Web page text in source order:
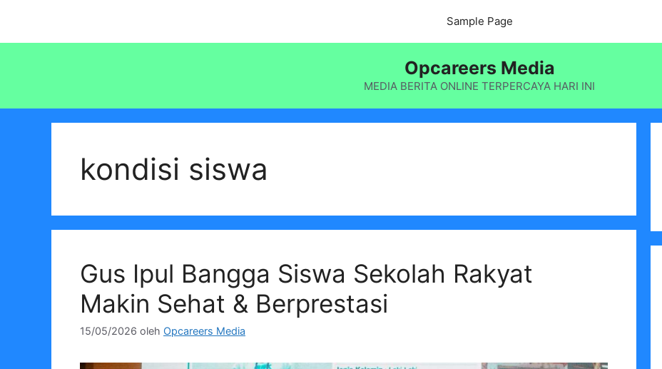
isi
Sample Page
Opcareers Media
MEDIA BERITA ONLINE TERPERCAYA HARI INI
kondisi siswa
Gus Ipul Bangga Siswa Sekolah Rakyat
Makin Sehat & Berprestasi
15/05/2026 oleh Opcareers Media